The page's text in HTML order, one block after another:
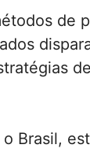
de
Brasil,